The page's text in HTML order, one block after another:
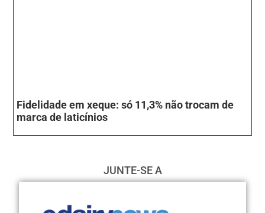
Fidelidade em xeque: só 11,3% não trocam de
marca de laticínios
JUNTE-SE A